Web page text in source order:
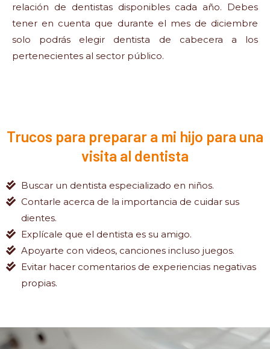
relación de dentistas disponibles cada año. Debes
tener en cuenta que durante el mes de diciembre
solo podrás elegir dentista de cabecera a los
pertenecientes al sector público.
Trucos para preparar a mi hijo para una
visita al dentista
Buscar un dentista especializado en niños.
Contarle acerca de la importancia de cuidar sus
dientes.
Explícale que el dentista es su amigo.
Apoyarte con videos, canciones incluso juegos.
Evitar hacer comentarios de experiencias negativas
propias.